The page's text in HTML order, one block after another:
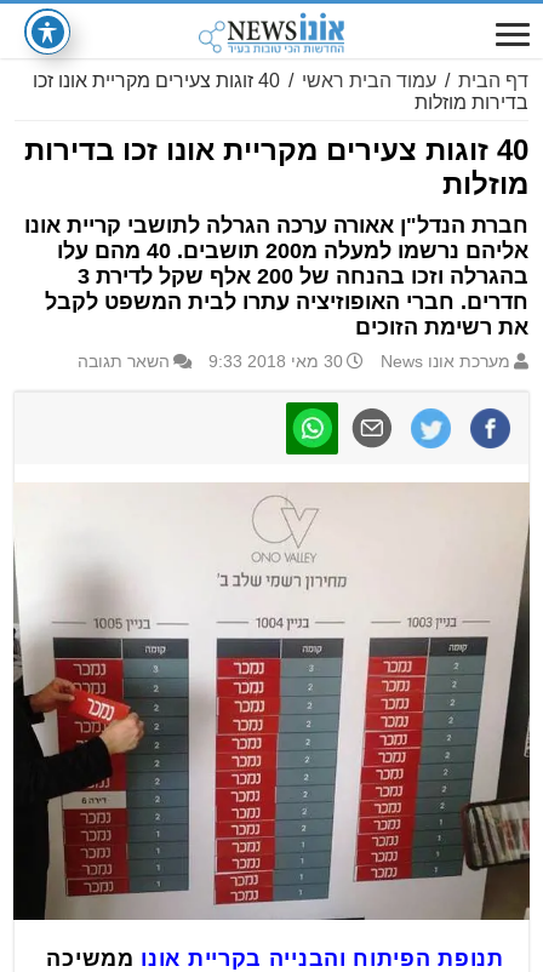
דף הבית / עמוד הבית ראשי /
40 זוגות צעירים מקריית אונו זכו
בדירות מוזלות
40 זוגות צעירים מקריית אונו זכו בדירות
מוזלות
חברת הנדל"ן אאורה ערכה הגרלה לתושבי קריית אונו
אליהם נרשמו למעלה מ200 תושבים. 40 מהם עלו
בהגרלה וזכו בהנחה של 200 אלף שקל לדירת 3
חדרים. חברי האופוזיציה עתרו לבית המשפט לקבל
את רשימת הזוכים
מערכת אונו News 30 מאי 2018 9:33 השאר תגובה
תנופת הפיתוח והבנייה בקריית אונו ממשיכה